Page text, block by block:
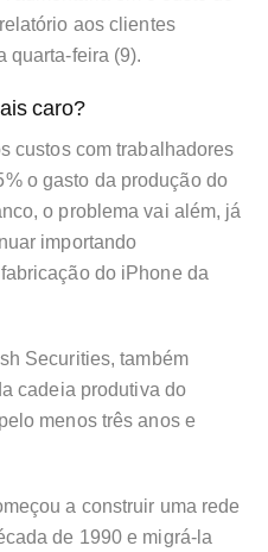
aos clientes
quarta-feira (9).
caro?
custos com trabalhadores
o gasto da produção do
o problema vai além, já
importando
do iPhone da
Securities, também
cadeia produtiva do
menos três anos e
a construir uma rede
de 1990 e migrá-la